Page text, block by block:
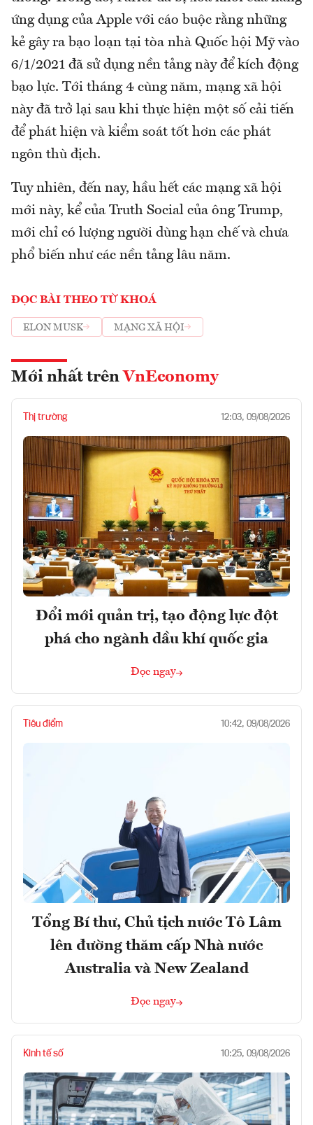
ứng dụng của Apple với cáo buộc rằng những
kẻ gây ra bạo loạn tại tòa nhà Quốc hội Mỹ vào
6/1/2021 đã sử dụng nền tảng này để kích động
bạo lực. Tới tháng 4 cùng năm, mạng xã hội
này đã trở lại sau khi thực hiện một số cải tiến
để phát hiện và kiểm soát tốt hơn các phát
ngôn thù địch.
Tuy nhiên, đến nay, hầu hết các mạng xã hội
mới này, kể của Truth Social của ông Trump,
mới chỉ có lượng người dùng hạn chế và chưa
phổ biến như các nền tảng lâu năm.
ĐỌC BÀI THEO TỪ KHOÁ
ELON MUSK MẠNG XÃ HỘI
Mới nhất trên VnEconomy
Thị trường 12:03, 09/08/2026
Đổi mới quản trị, tạo động lực đột
phá cho ngành dầu khí quốc gia
Đọc ngay
Tiêu điểm 10:42, 09/08/2026
Tổng Bí thư, Chủ tịch nước Tô Lâm
lên đường thăm cấp Nhà nước
Australia và New Zealand
Đọc ngay
Kinh tế số 10:25, 09/08/2026